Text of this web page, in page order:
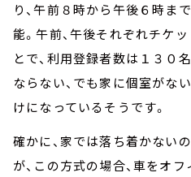
り、午前８時から午後６時ま
能。午前、午後それぞれチケ
とで、利用登録者数は１３０
ならない、でも家に個室がな
けになっているそうです。
確かに、家では落ち着かない
が、この方式の場合、車をオ